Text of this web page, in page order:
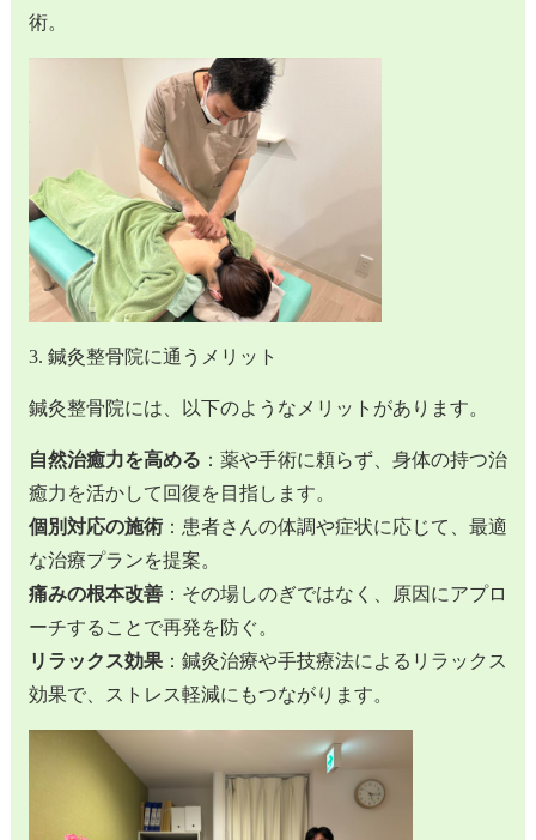
術。
3. 鍼灸整骨院に通うメリット
鍼灸整骨院には、以下のようなメリットがあります。
自然治癒力を高める ：薬や手術に頼らず、身体の持つ治
癒力を活かして回復を目指します。
個別対応の施術：患者さんの体調や症状に応じて、最適
な治療プランを提案。
痛みの根本改善：その場しのぎではなく、原因にアプロ
ーチすることで再発を防ぐ。
リラックス効果：鍼灸治療や手技療法によるリラックス
効果で、ストレス軽減にもつながります。